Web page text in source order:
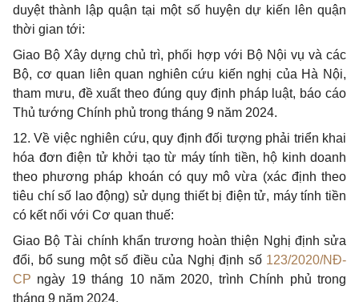
duyệt thành lập quận tại một số huyện dự kiến lên quận
thời gian tới:
Giao Bộ Xây dựng chủ trì, phối hợp với Bộ Nội vụ và các
Bộ, cơ quan liên quan nghiên cứu kiến nghị của Hà Nội,
tham mưu, đề xuất theo đúng quy định pháp luật, báo cáo
Thủ tướng Chính phủ trong tháng 9 năm 2024.
12. Về việc nghiên cứu, quy định đối tượng phải triển khai
hóa đơn điện tử khởi tạo từ máy tính tiền, hộ kinh doanh
theo phương pháp khoán có quy mô vừa (xác định theo
tiêu chí số lao động) sử dụng thiết bị điện tử, máy tính tiền
có kết nối với Cơ quan thuế:
Giao Bộ Tài chính khẩn trương hoàn thiện Nghị định sửa
đổi, bổ sung một số điều của Nghị định số 123/2020/NĐ-
CP ngày 19 tháng 10 năm 2020, trình Chính phủ trong
tháng 9 năm 2024.